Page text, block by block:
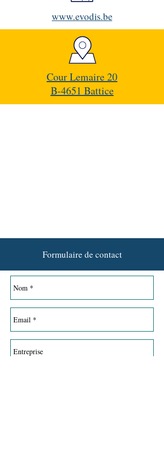
www.evodis.be
Cour Lemaire 20
B-4651 Battice
Formulaire de contact